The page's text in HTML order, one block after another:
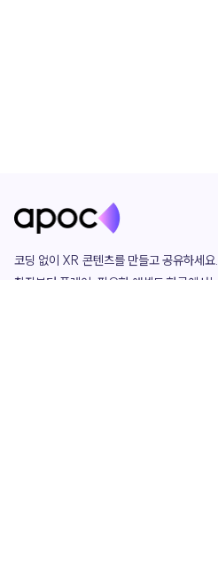
코딩 없이 XR 콘텐츠를 만들고 공유하세요.
창작부터 플레이, 필요한 애셋도 한곳에서!